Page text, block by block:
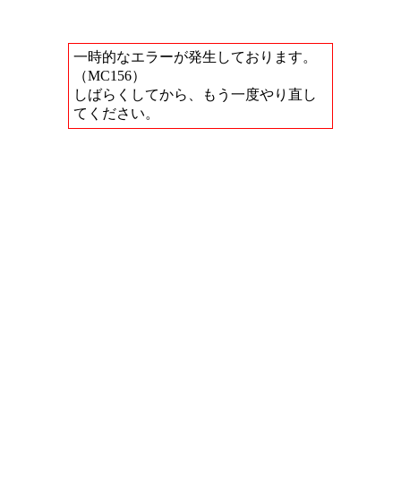
一時的なエラーが発生しております。
（MC156）
しばらくしてから、もう一度やり直し
てください。